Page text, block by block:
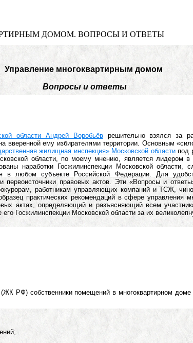
ДОМОМ. ВОПРОСЫ И ОТВЕТЫ
Управление многоквартирным домом
Вопросы и ответы
области Андрей Воробьёврешительно взялся за
вверенной ему избирателями территории. Основным
жилищная инспекция» Московской областипод
области, по моему мнению, является лидером
наработки Госжилинспекции Московской области,
в любом субъекте Российской Федерации. Для
первоисточники правовых актов. Эти «Вопросы и
работникам управляющих компаний и ТСЖ,
практических рекомендаций в сфере управления
актах, определяющий и разъясняющий всем
Госжилинспекции Московской области за их
(ЖК РФ) собственники помещений в многоквартирном доме